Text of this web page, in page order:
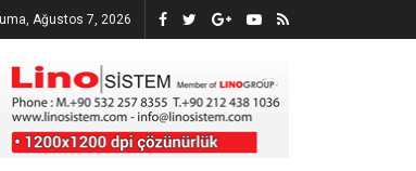
Ağustos 7, 2026